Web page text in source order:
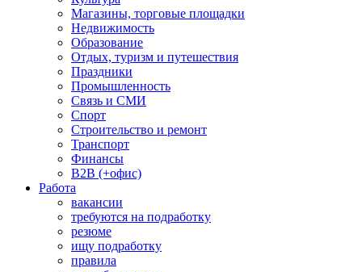
Магазины, торговые площадки
Недвижимость
Образование
Отдых, туризм и путешествия
Праздники
Промышленность
Связь и СМИ
Спорт
Строительство и ремонт
Транспорт
Финансы
B2B (+офис)
Работа
вакансии
требуются на подработку
резюме
ищу подработку
правила